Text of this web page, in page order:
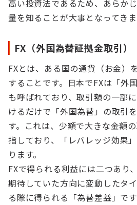
高い投資法であるため、あらか
量を知ることが大事となってきま
FX（外国為替証拠金取引）
FXとは、ある国の通貨（お金）
することです。日本でFXは「外
も呼ばれており、取引額の一部
けるだけで「外国為替」の取引
す。これは、少額で大きな金額
指しており、「レバレッジ効果
ります。
FXで得られる利益には二つあり
期待していた方向に変動したタ
る際に得られる「為替差益」で